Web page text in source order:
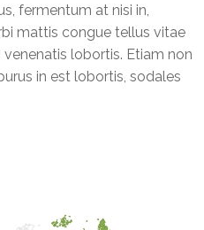
fermentum at nisi in,
mattis congue tellus vitae
lobortis. Etiam non
in est lobortis, sodales